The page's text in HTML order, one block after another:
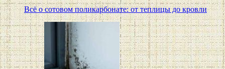
Всё о сотовом поликарбонате: от теплицы до кровли